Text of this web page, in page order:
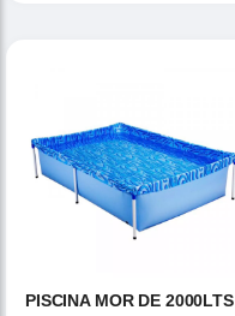
PISCINA MOR DE 2000LTS